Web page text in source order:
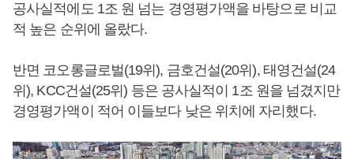
공사실적에도 1조 원 넘는 경영평가액을 바탕으로 비교
적 높은 순위에 올랐다.
반면 코오롱글로벌(19위), 금호건설(20위), 태영건설(24
위), KCC건설(25위) 등은 공사실적이 1조 원을 넘겼지만
경영평가액이 적어 이들보다 낮은 위치에 자리했다.